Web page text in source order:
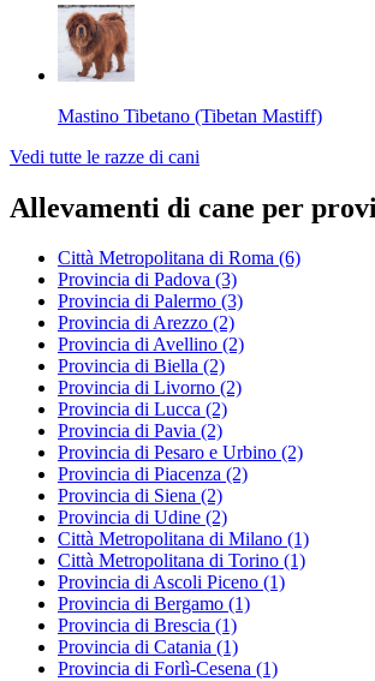
Mastino Tibetano (Tibetan Mastiff)
Vedi tutte le razze di cani
Allevamenti di cane per
Città Metropolitana di Roma (6)
Provincia di Padova (3)
Provincia di Palermo (3)
Provincia di Arezzo (2)
Provincia di Avellino (2)
Provincia di Biella (2)
Provincia di Livorno (2)
Provincia di Lucca (2)
Provincia di Pavia (2)
Provincia di Pesaro e Urbino (2)
Provincia di Piacenza (2)
Provincia di Siena (2)
Provincia di Udine (2)
Città Metropolitana di Milano (1)
Città Metropolitana di Torino (1)
Provincia di Ascoli Piceno (1)
Provincia di Bergamo (1)
Provincia di Brescia (1)
Provincia di Catania (1)
Provincia di Forlì-Cesena (1)